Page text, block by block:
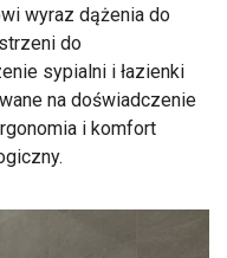
wyraz dążenia do
do
sypialni i łazienki
na doświadczenie
i komfort